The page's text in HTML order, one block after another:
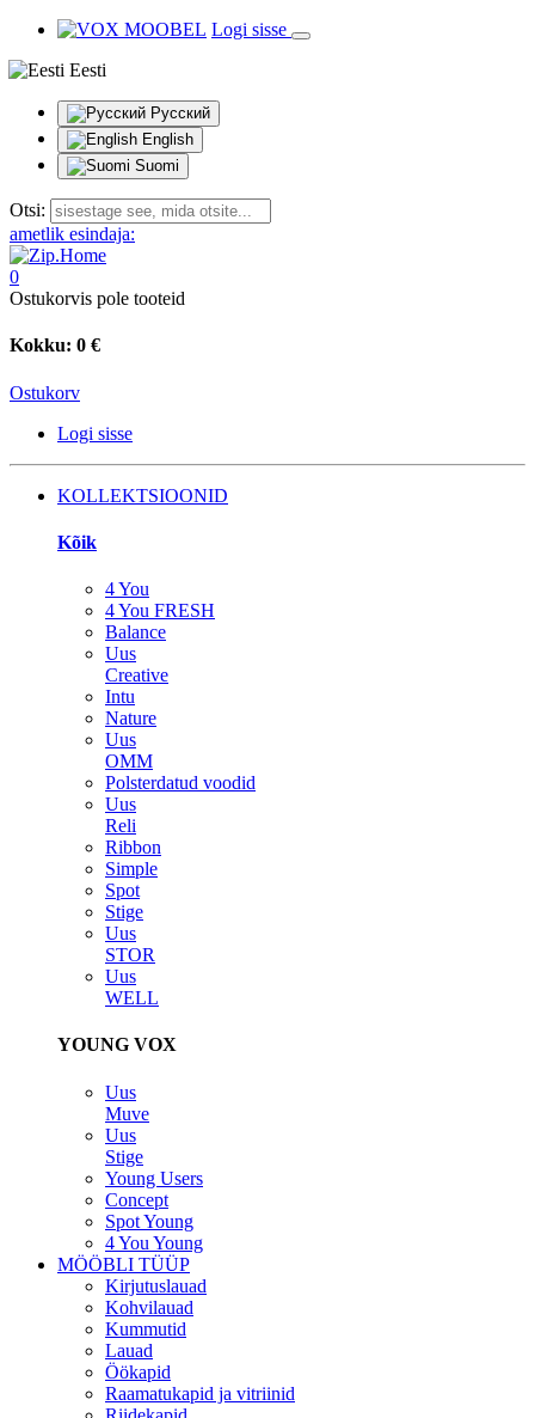
Logi sisse
Eesti
Русский
English
Suomi
Otsi:
ametlik esindaja:
0
Ostukorvis pole tooteid
Kokku: 0 €
Ostukorv
Logi sisse
KOLLEKTSIOONID
Kõik
4 You
4 You FRESH
Balance
Uus
Creative
Intu
Nature
Uus
OMM
Polsterdatud voodid
Uus
Reli
Ribbon
Simple
Spot
Stige
Uus
STOR
Uus
WELL
YOUNG VOX
Uus
Muve
Uus
Stige
Young Users
Concept
Spot Young
4 You Young
MÖÖBLI TÜÜP
Kirjutuslauad
Kohvilauad
Kummutid
Lauad
Öökapid
Raamatukapid ja vitriinid